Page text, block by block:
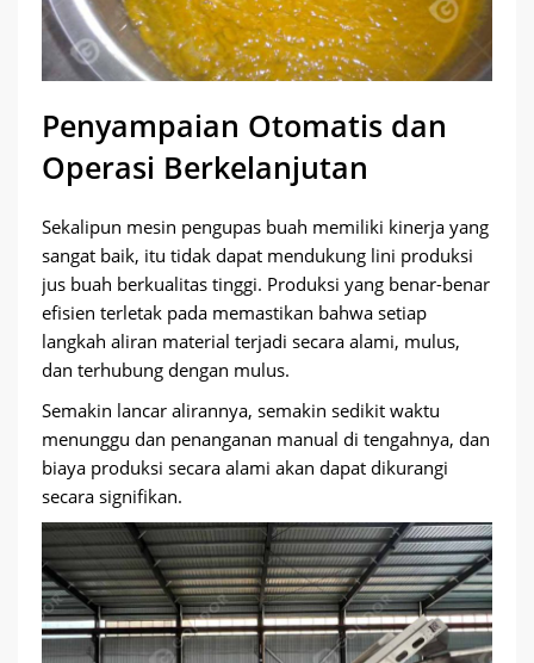
Penyampaian Otomatis dan
Operasi Berkelanjutan
Sekalipun mesin pengupas buah memiliki kinerja yang
sangat baik, itu tidak dapat mendukung lini produksi
jus buah berkualitas tinggi. Produksi yang benar-benar
efisien terletak pada memastikan bahwa setiap
langkah aliran material terjadi secara alami, mulus,
dan terhubung dengan mulus.
Semakin lancar alirannya, semakin sedikit waktu
menunggu dan penanganan manual di tengahnya, dan
biaya produksi secara alami akan dapat dikurangi
secara signifikan.